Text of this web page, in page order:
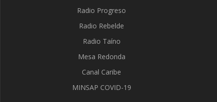
Radio Progreso
Radio Rebelde
Radio Taíno
Mesa Redonda
Canal Caribe
MINSAP COVID-19